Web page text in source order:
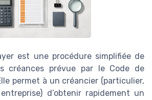
est une procédure simplifiée de
créances prévue par le Code de
permet à un créancier (particulier,
d’obtenir rapidement un